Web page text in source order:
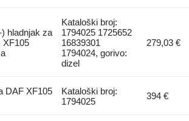
hladnjak za
XF105
Kataloški broj:
1794025 1725652
16839301
1794024, gorivo:
dizel
279,03 €
DAF XF105
Kataloški broj:
1794025
394 €